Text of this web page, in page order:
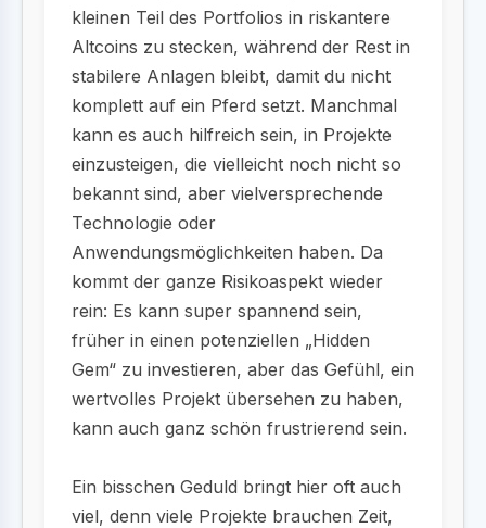
kleinen Teil des Portfolios in riskantere
Altcoins zu stecken, während der Rest in
stabilere Anlagen bleibt, damit du nicht
komplett auf ein Pferd setzt. Manchmal
kann es auch hilfreich sein, in Projekte
einzusteigen, die vielleicht noch nicht so
bekannt sind, aber vielversprechende
Technologie oder
Anwendungsmöglichkeiten haben. Da
kommt der ganze Risikoaspekt wieder
rein: Es kann super spannend sein,
früher in einen potenziellen „Hidden
Gem“ zu investieren, aber das Gefühl, ein
wertvolles Projekt übersehen zu haben,
kann auch ganz schön frustrierend sein.
Ein bisschen Geduld bringt hier oft auch
viel, denn viele Projekte brauchen Zeit,